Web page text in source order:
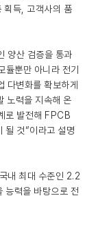
득, 고객사의 품
양산 검증을 통과
뿐만 아니라 전기
다변화를 확보하게
노력을 지속해 온
로 발전해 FPCB
될 것”이라고 설명
내 최대 수준인 2.2
능력을 바탕으로 전